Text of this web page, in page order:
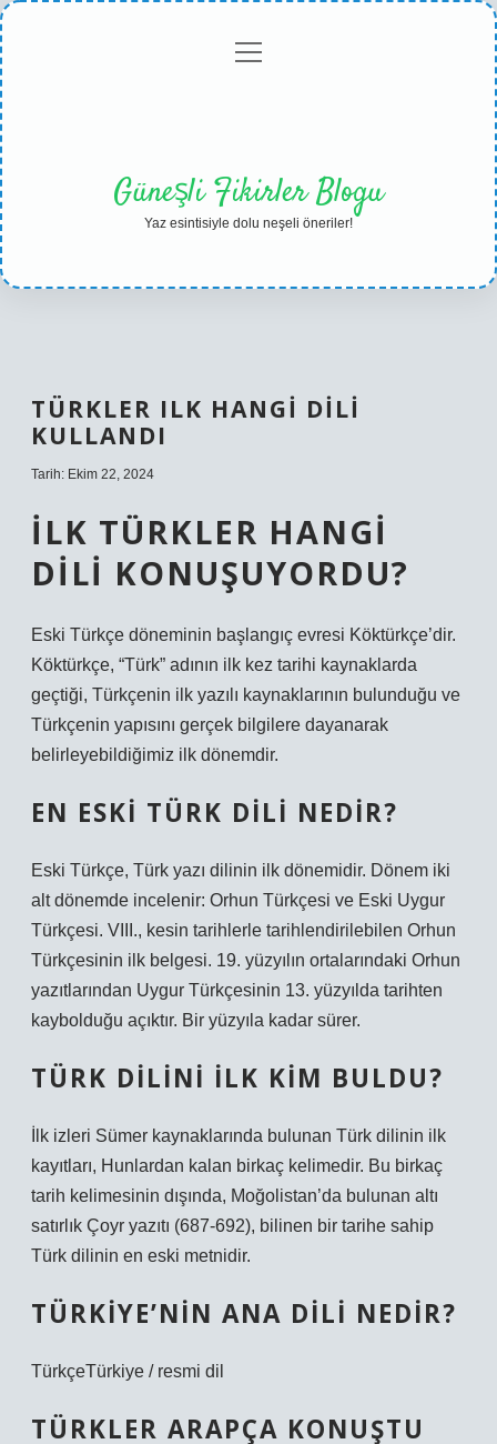
Gizlilikmenüyü
Güneşli Fikirler Blogu
Yaz esintisiyle dolu neşeli öneriler!
TÜRKLER ILK HANGI DILI
KULLANDI
Tarih: Ekim 22, 2024
İLK TÜRKLER HANGI
DILI KONUŞUYORDU?
Eski Türkçe döneminin başlangıç ​​evresi Köktürkçe’dir.
Köktürkçe, “Türk” adının ilk kez tarihi kaynaklarda
geçtiği, Türkçenin ilk yazılı kaynaklarının bulunduğu ve
Türkçenin yapısını gerçek bilgilere dayanarak
belirleyebildiğimiz ilk dönemdir.
EN ESKI TÜRK DILI NEDIR?
Eski Türkçe, Türk yazı dilinin ilk dönemidir. Dönem iki
alt dönemde incelenir: Orhun Türkçesi ve Eski Uygur
Türkçesi. VIII., kesin tarihlerle tarihlendirilebilen Orhun
Türkçesinin ilk belgesi. 19. yüzyılın ortalarındaki Orhun
yazıtlarından Uygur Türkçesinin 13. yüzyılda tarihten
kaybolduğu açıktır. Bir yüzyıla kadar sürer.
TÜRK DILINI ILK KIM BULDU?
İlk izleri Sümer kaynaklarında bulunan Türk dilinin ilk
kayıtları, Hunlardan kalan birkaç kelimedir. Bu birkaç
tarih kelimesinin dışında, Moğolistan’da bulunan altı
satırlık Çoyr yazıtı (687-692), bilinen bir tarihe sahip
Türk dilinin en eski metnidir.
TÜRKIYE’NIN ANA DILI NEDIR?
TürkçeTürkiye / resmi dil
TÜRKLER ARAPÇA KONUŞTU